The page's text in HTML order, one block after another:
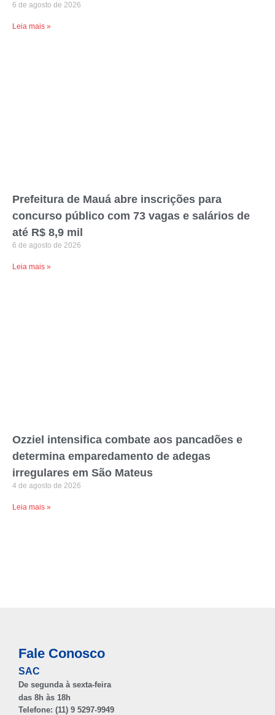
6 de agosto de 2026
Leia mais »
Prefeitura de Mauá abre inscrições para
concurso público com 73 vagas e salários de
até R$ 8,9 mil
6 de agosto de 2026
Leia mais »
Ozziel intensifica combate aos pancadões e
determina emparedamento de adegas
irregulares em São Mateus
4 de agosto de 2026
Leia mais »
Fale Conosco
SAC
De segunda à sexta-feira
das 8h às 18h
Telefone: (11) 9 5297-9949